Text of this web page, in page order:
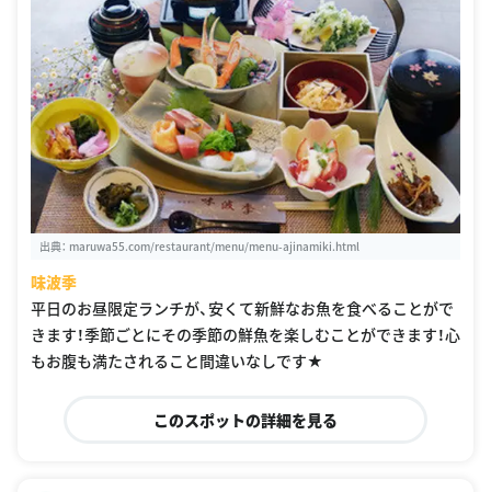
出典： maruwa55.com/restaurant/menu/menu-ajinamiki.html
味波季
平日のお昼限定ランチが、安くて新鮮なお魚を食べることがで
きます！季節ごとにその季節の鮮魚を楽しむことができます！心
もお腹も満たされること間違いなしです★
このスポットの詳細を見る